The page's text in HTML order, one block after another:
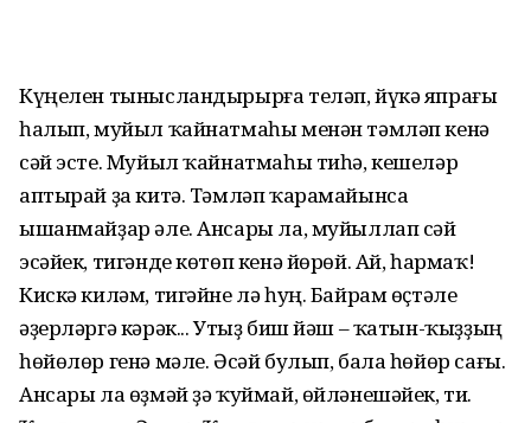
Күңелен тынысландырырға теләп, йүкә япрағы
һалып, муйыл ҡайнатмаһы менән тәмләп кенә
сәй эсте. Муйыл ҡайнатмаһы тиһә, кешеләр
аптырай ҙа китә. Тәмләп ҡарамайынса
ышанмайҙар әле. Ансары ла, муйыллап сәй
эсәйек, тигәнде көтөп кенә йөрөй. Ай, һармаҡ!
Кискә киләм, тигәйне лә һуң. Байрам өҫтәле
әҙерләргә кәрәк... Утыҙ биш йәш – ҡатын-ҡыҙҙың
һөйөлөр генә мәле. Әсәй булып, бала һөйөр сағы.
Ансары ла өҙмәй ҙә ҡуймай, өйләнешәйек, ти.